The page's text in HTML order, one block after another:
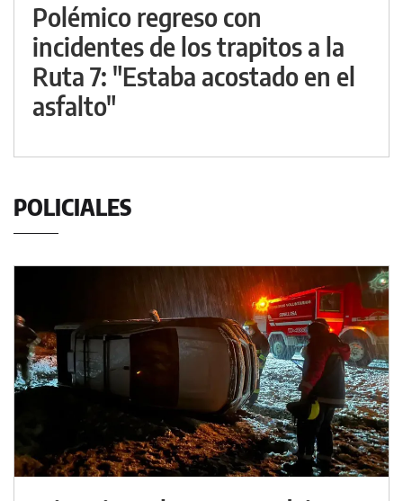
Polémico regreso con
incidentes de los trapitos a la
Ruta 7: "Estaba acostado en el
asfalto"
POLICIALES